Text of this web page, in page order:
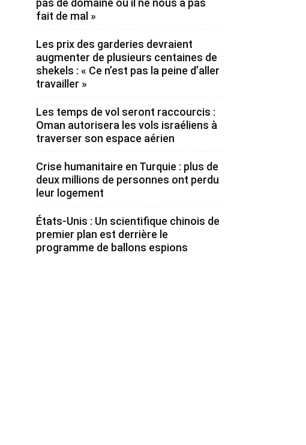
pas de domaine où il ne nous a pas
fait de mal »
Les prix des garderies devraient
augmenter de plusieurs centaines de
shekels : « Ce n’est pas la peine d’aller
travailler »
Les temps de vol seront raccourcis :
Oman autorisera les vols israéliens à
traverser son espace aérien
Crise humanitaire en Turquie : plus de
deux millions de personnes ont perdu
leur logement
États-Unis : Un scientifique chinois de
premier plan est derrière le
programme de ballons espions